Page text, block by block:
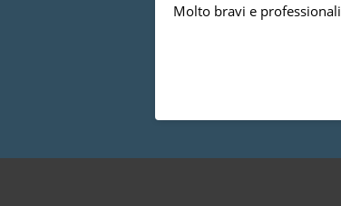
Molto bravi e professionali